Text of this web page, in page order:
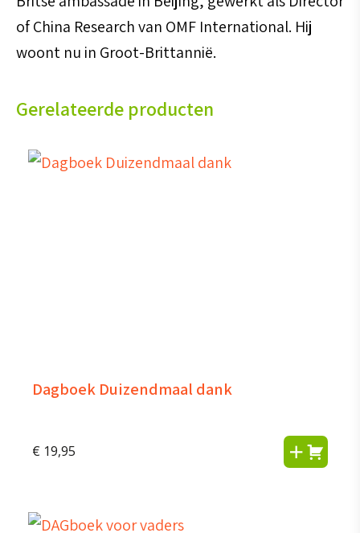
of China Research van OMF International. Hij
woont nu in Groot-Brittannië.
Gerelateerde producten
Dagboek Duizendmaal dank
€ 19,95